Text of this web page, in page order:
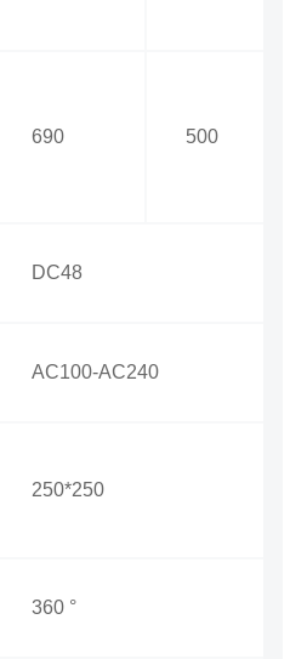
690 500
DC48
AC100-AC240
250*250
360 °